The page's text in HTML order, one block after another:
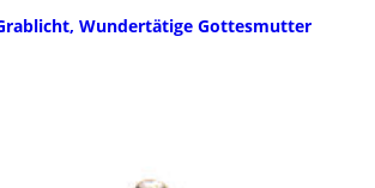
Wundertätige Gottesmutter